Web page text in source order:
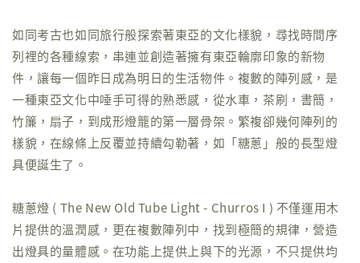
如同考古也如同旅行般探索著東亞的文化樣貌，尋找時間序
列裡的各種線索，串連並創造著擁有東亞輪廓印象的新物
件，讓每一個昨日成為明日的生活物件。複數的陣列感，是
一種東亞文化中唾手可得的熟悉感，從水車，茶刷，書簡，
竹簾，扇子，到成形燈籠的第一層骨架。繁複卻幾何陣列的
樣貌，在線條上反覆並持續勾勒著，如「糖蔥」般的長型燈
具便誕生了。
糖蔥燈 ( The New Old Tube Light - Churros I ) 不僅運用木
片提供的溫潤感，更在複數陣列中，找到極簡的規律，營造
出燈具的量體感。在功能上提供上與下的光源，不只提供均